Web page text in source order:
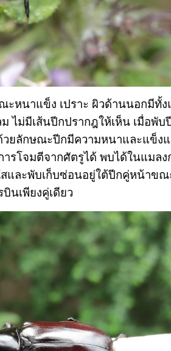
หนาแข็ง เปราะ ผิวด้านนอกมีทั้ง
ไม่มีเส้นปีกปรากฎให้เห็น เมื่อพั
ยลักษณะปีกมีความหนาและแข็งแ
รโจมตีจากศัตรูได้ พบได้ในแมล
และพับเก็บซ่อนอยู่ใต้ปีกคู่หน้าขณ
นเพียงคู่เดียว